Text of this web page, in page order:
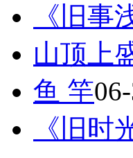
《旧事
山顶上
鱼 竿
《旧时